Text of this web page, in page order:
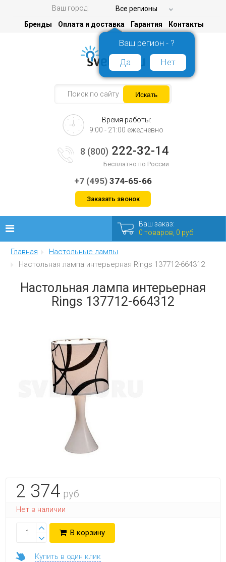
Ваш город: Все регионы
Ваш регион - ?
Да
Нет
Бренды Оплата и доставка Гарантия Контакты
Время работы:
9:00 - 21:00 ежедневно
8 (800) 222-32-14
Бесплатно по России
+7 (495) 374-65-66
Заказать звонок
Люстры
Интерьерные
Распродажа
Ваш заказ:
0 товаров, 0 руб
Главная
Настольные лампы
Настольная лампа интерьерная Rings 137712-664312
Настольная лампа интерьерная
Rings 137712-664312
2 374 руб
Нет в наличии
В корзину
Купить в один клик